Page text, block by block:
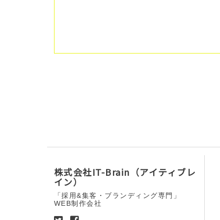
株式会社IT-Brain（アイティブレ
イン）
「採用&集客・ブランディング専門」
WEB制作会社